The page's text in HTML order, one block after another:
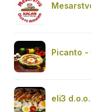
Picanto -
eli3